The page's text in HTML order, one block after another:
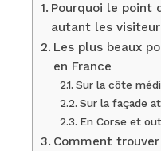
Pourquoi le point
autant les
Les plus beaux
en France
Sur la côte
Sur la façade
En Corse et
Comment